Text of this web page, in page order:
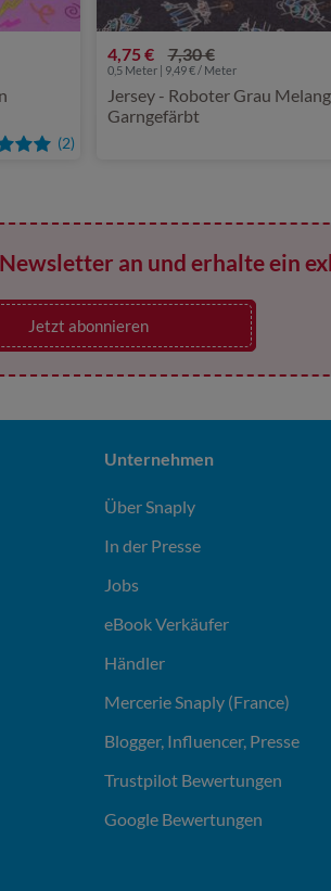
(2)
4,75 € 7,30 €
0,5 Meter | 9,49 € / Meter
Jersey - Roboter Grau Melange
Garngefärbt
an und erhalte ein
Jetzt abonnieren
Unternehmen
Über Snaply
In der Presse
Jobs
eBook Verkäufer
Händler
Mercerie Snaply (France)
Blogger, Influencer, Presse
Trustpilot Bewertungen
Google Bewertungen